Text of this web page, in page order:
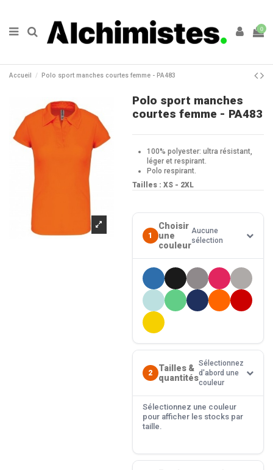
0
Accueil Polo sport manches courtes femme - PA483
Polo sport manches
courtes femme - PA483
100% polyester: ultra résistant,
léger et respirant.
Polo respirant.
Tailles : XS - 2XL
1
Choisir
une
couleur
Aucune
sélection
2
Tailles &
quantités
Sélectionnez
d'abord une
couleur
Sélectionnez une couleur
pour afficher les stocks par
taille.